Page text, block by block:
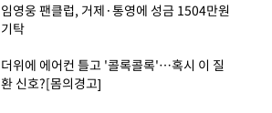
임영웅 팬클럽, 거제·통영에 성금 1504만원
기탁
더위에 에어컨 틀고 '콜록콜록'…혹시 이 질
환 신호?[몸의경고]